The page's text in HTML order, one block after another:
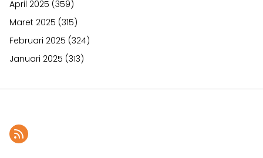
April 2025 (359)
Maret 2025 (315)
Februari 2025 (324)
Januari 2025 (313)